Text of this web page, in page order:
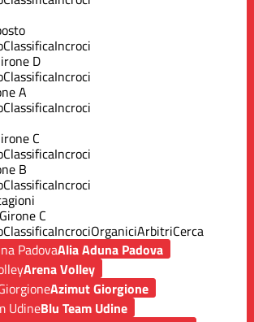
ClassificaIncroci
D
ClassificaIncroci
A
ClassificaIncroci
C
ClassificaIncroci
B
ClassificaIncroci
C
ClassificaIncrociOrganiciArbitriCerca
Alia Aduna Padova
Arena Volley
Azimut Giorgione
Blu Team Udine